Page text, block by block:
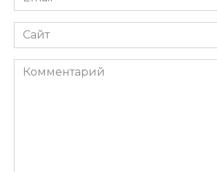
*
Сайт
Комментарий